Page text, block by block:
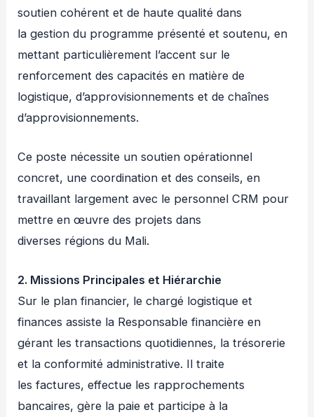
soutien cohérent et de haute qualité dans
la gestion du programme présenté et soutenu, en
mettant particulièrement l’accent sur le
renforcement des capacités en matière de
logistique, d’approvisionnements et de chaînes
d’approvisionnements.
Ce poste nécessite un soutien opérationnel
concret, une coordination et des conseils, en
travaillant largement avec le personnel CRM pour
mettre en œuvre des projets dans
diverses régions du Mali.
2. Missions Principales et Hiérarchie
Sur le plan financier, le chargé logistique et
finances assiste la Responsable financière en
gérant les transactions quotidiennes, la trésorerie
et la conformité administrative. Il traite
les factures, effectue les rapprochements
bancaires, gère la paie et participe à la